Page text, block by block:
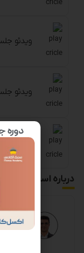
ویدئو
ویدئو
درباره استاد
دوره